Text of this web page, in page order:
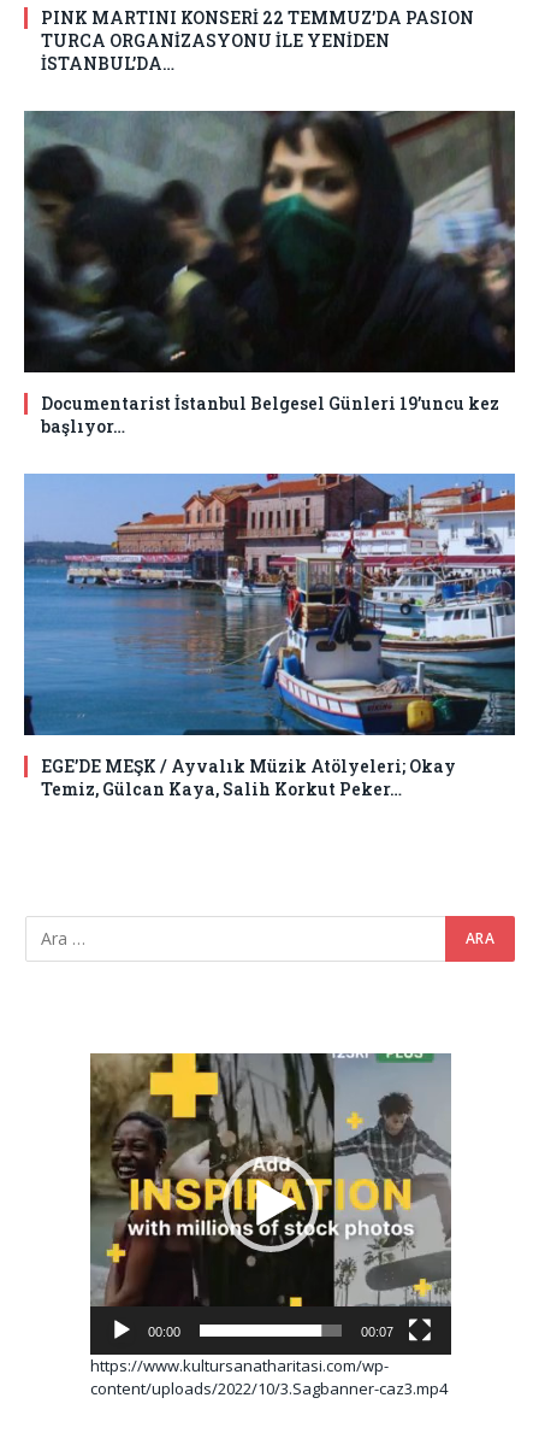
PINK MARTINI KONSERİ 22 TEMMUZ’DA PASION
TURCA ORGANİZASYONU İLE YENİDEN
İSTANBUL’DA…
Documentarist İstanbul Belgesel Günleri 19’uncu kez
başlıyor…
EGE’DE MEŞK / Ayvalık Müzik Atölyeleri; Okay
Temiz, Gülcan Kaya, Salih Korkut Peker…
Video
oynatıcı
00:00 00:07
https://www.kultursanatharitasi.com/wp-
content/uploads/2022/10/3.Sagbanner-caz3.mp4